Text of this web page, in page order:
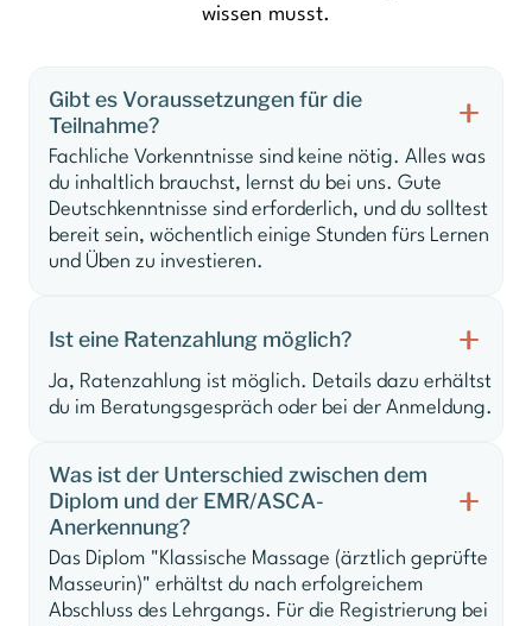
wissen musst.
Gibt es Voraussetzungen für die
Teilnahme?
Fachliche Vorkenntnisse sind keine nötig. Alles was
du inhaltlich brauchst, lernst du bei uns. Gute
Deutschkenntnisse sind erforderlich, und du solltest
bereit sein, wöchentlich einige Stunden fürs Lernen
und Üben zu investieren.
Ist eine Ratenzahlung möglich?
Ja, Ratenzahlung ist möglich. Details dazu erhältst
du im Beratungsgespräch oder bei der Anmeldung.
Was ist der Unterschied zwischen dem
Diplom und der EMR/ASCA-
Anerkennung?
Das Diplom "Klassische Massage (ärztlich geprüfte
Masseurin)" erhältst du nach erfolgreichem
Abschluss des Lehrgangs. Für die Registrierung bei